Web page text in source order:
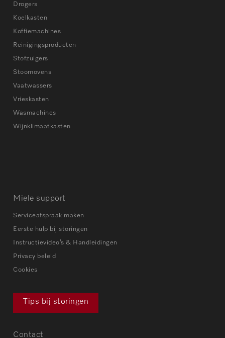
Drogers
Koelkasten
Koffiemachines
Reinigingsproducten
Stofzuigers
Stoomovens
Vaatwassers
Vrieskasten
Wasmachines
Wijnklimaatkasten
Miele support
Serviceafspraak maken
Eerste hulp bij storingen
Instructievideo’s & Handleidingen
Privacy beleid
Cookies
Tips bij storingen
Contact